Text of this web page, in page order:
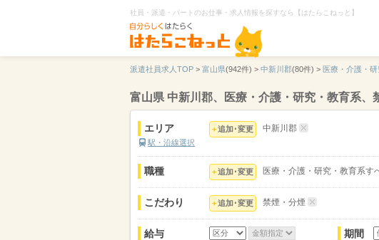
社員・派遣・パートのお仕事・求人情報を探すなら【はたらこねっと】
派遣社員求人TOP > 富山県(942件) > 中新川郡(80件) > 医療・介護・
富山県 中新川郡、医療・介護・研究・教育系
エリア
駅・沿線選択
追加･変更 中新川郡
職種 追加･変更 医療・介護・研究・教育系す
こだわり 追加･変更 禁煙・分煙
給与 期間